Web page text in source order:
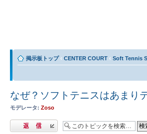
掲示板トップ ‹ CENTER COURT ‹ Soft Tennis
なぜ？ソフトテニスはあまり
モデレータ: Zoso
返信する